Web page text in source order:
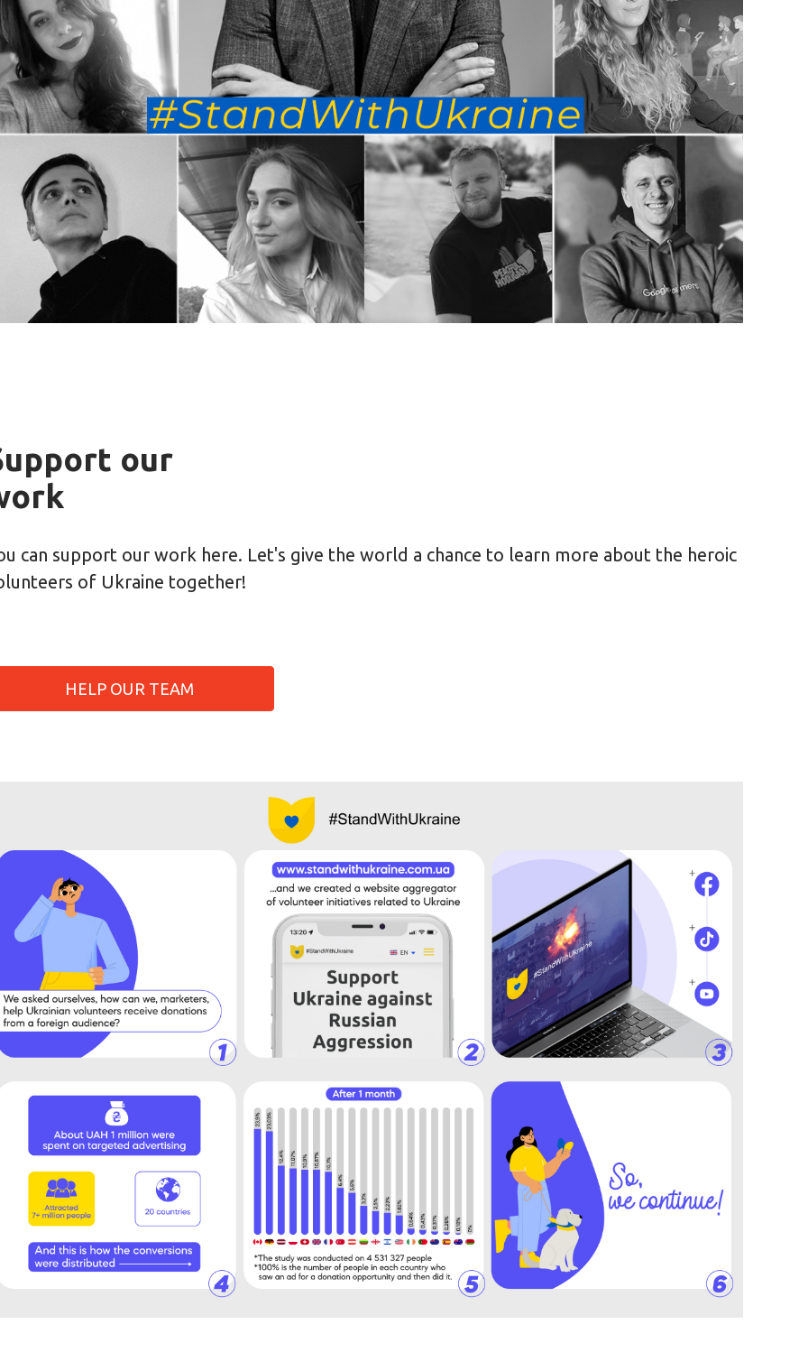
our
can support our work here. Let's give the world a chance to learn more about the heroic
of Ukraine together!
HELP OUR TEAM